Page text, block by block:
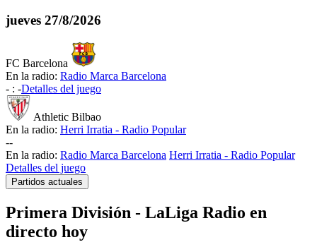
jueves 27/8/2026
FC Barcelona
En la radio: Radio Marca Barcelona
- : -Detalles del juego
Athletic Bilbao
En la radio: Herri Irratia - Radio Popular
--
En la radio: Radio Marca Barcelona Herri Irratia - Radio Popular
Detalles del juego
Partidos actuales
Primera División - LaLiga Radio en
directo hoy